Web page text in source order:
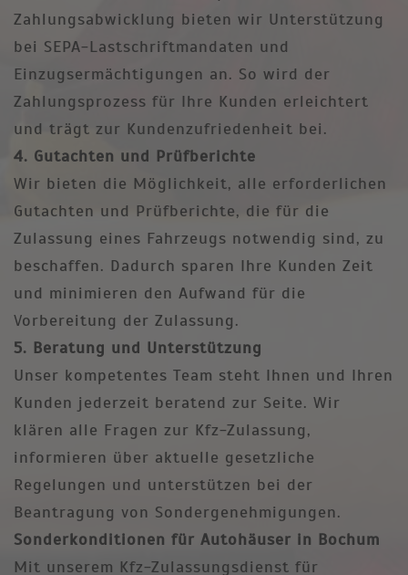
Zahlungsabwicklung bieten wir Unterstützung
bei SEPA-Lastschriftmandaten und
Einzugsermächtigungen an. So wird der
Zahlungsprozess für Ihre Kunden erleichtert
und trägt zur Kundenzufriedenheit bei.
4. Gutachten und Prüfberichte
Wir bieten die Möglichkeit, alle erforderlichen
Gutachten und Prüfberichte, die für die
Zulassung eines Fahrzeugs notwendig sind, zu
beschaffen. Dadurch sparen Ihre Kunden Zeit
und minimieren den Aufwand für die
Vorbereitung der Zulassung.
5. Beratung und Unterstützung
Unser kompetentes Team steht Ihnen und Ihren
Kunden jederzeit beratend zur Seite. Wir
klären alle Fragen zur Kfz-Zulassung,
informieren über aktuelle gesetzliche
Regelungen und unterstützen bei der
Beantragung von Sondergenehmigungen.
Sonderkonditionen für Autohäuser in Bochum
Mit unserem Kfz-Zulassungsdienst für